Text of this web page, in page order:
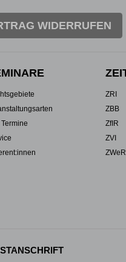
WIDERRUFEN
ZRI
ZBB
ZfIR
ZVI
ZWeR